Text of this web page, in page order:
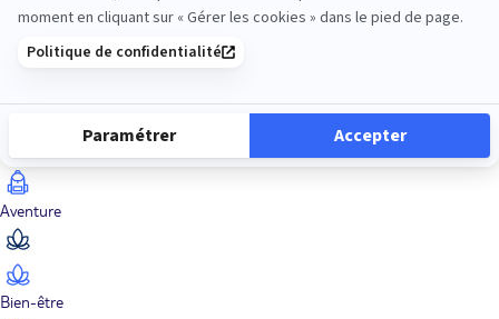
Actif
Aventure
Bien-être